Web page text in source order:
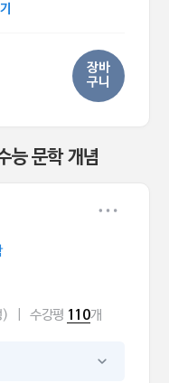
장바
구니
능 문학 개념
) 수강평 110개